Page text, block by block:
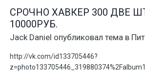
СРОЧНО ХАВКЕР 300 ДВЕ
10000РУБ.
Jack Daniel опубликовал тема в
http://vk.com/id133705446?